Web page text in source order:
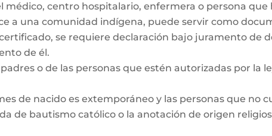
médico, centro hospitalario, enfermera o persona
a una comunidad indígena, puede servir como
se requiere declaración bajo juramento de
de él.
o de las personas que estén autorizadas por la
de nacido es extemporáneo y las personas que no
de bautismo católico o la anotación de origen